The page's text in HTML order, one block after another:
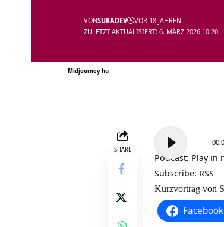
ZULETZT AKTUALISIERT: 6. MÄRZ 2026 10:20
VONSUKADEV VOR 18 JAHREN
Midjourney hu
SHARE
Audio-
Player
Podcast: Play in
Subscribe: RSS
Kurzvortrag von
Facebook